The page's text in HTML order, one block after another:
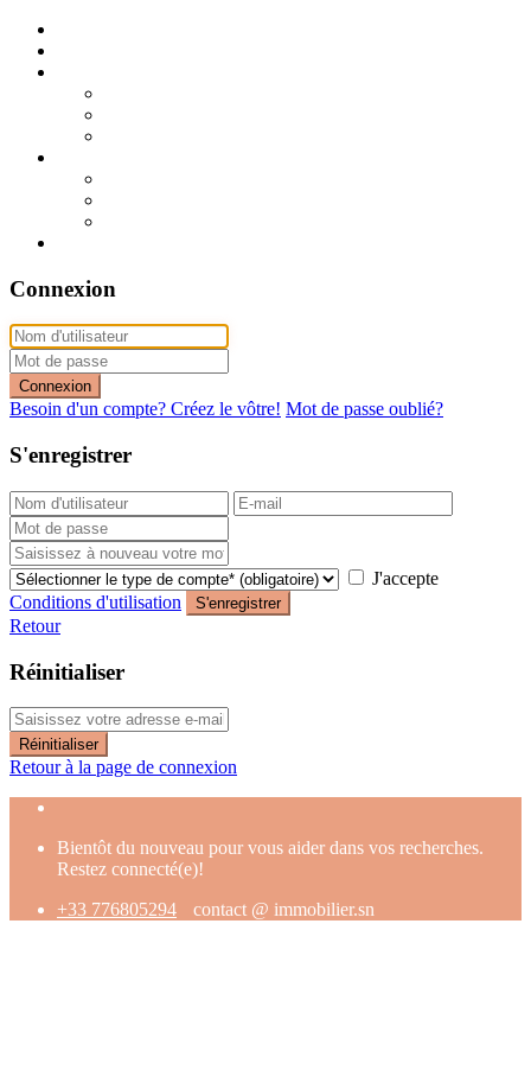
Connexion
Connexion
Besoin d'un compte? Créez le vôtre! Mot de passe oublié?
S'enregistrer
J'accepte
Conditions d'utilisation
S'enregistrer
Retour
Réinitialiser
Réinitialiser
Retour à la page de connexion
Bientôt du nouveau pour vous aider dans vos recherches.
Restez connecté(e)!
+33 776805294
contact @ immobilier.sn